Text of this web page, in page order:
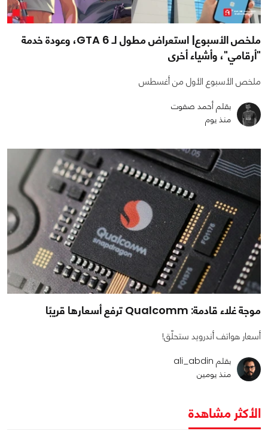
ملخص الأسبوع| استعراض مطول لـ GTA 6، وعودة خدمة
"أرقامي"، وأشياء أخرى
ملخص الأسبوع الأول من أغسطس
بقلم أحمد صفوت
منذ يوم
موجة غلاء قادمة: Qualcomm ترفع أسعارها قريبًا
أسعار هواتف أندرويد ستحلّق!
بقلم ali_abdin
منذ يومين
الأكثر مشاهدة